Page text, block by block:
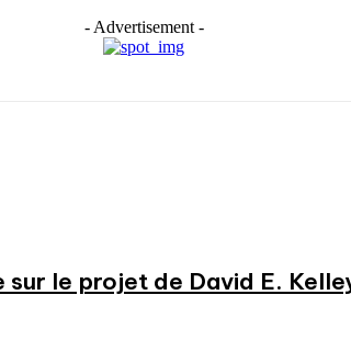
- Advertisement -
le projet de David E.